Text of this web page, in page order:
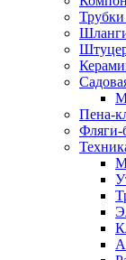
Пена-